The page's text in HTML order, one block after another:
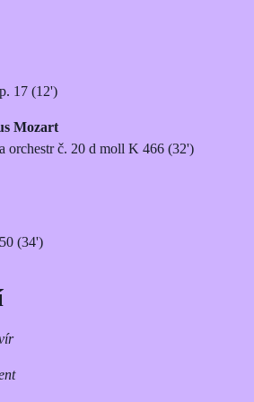
17 (12')
Mozart
orchestr č. 20 d moll K 466 (32')
(34')